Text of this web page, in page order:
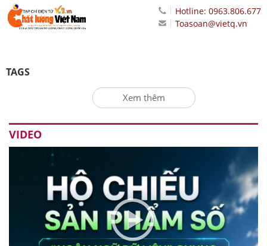
Hotline: 0963.806.677
Toasoan@vietq.vn
TAGS
Xem thêm
VIDEO